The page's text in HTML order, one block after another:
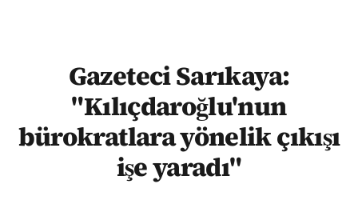
Gazeteci Sarıkaya:
"Kılıçdaroğlu'nun
bürokratlara yönelik çıkışı
işe yaradı"